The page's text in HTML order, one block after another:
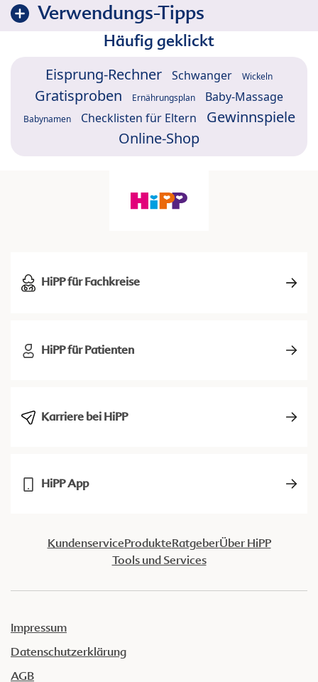
Verwendungs-Tipps
Häufig geklickt
Eisprung-Rechner Schwanger Wickeln
Gratisproben Ernährungsplan Baby-Massage
Babynamen Checklisten für Eltern
Gewinnspiele
Online-Shop
HiPP für Fachkreise
HiPP für Patienten
Karriere bei HiPP
HiPP App
KundenserviceProdukteRatgeberÜber HiPP
Tools und Services
Impressum
Datenschutzerklärung
AGB